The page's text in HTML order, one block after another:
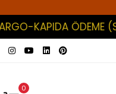
ÖDEME
0